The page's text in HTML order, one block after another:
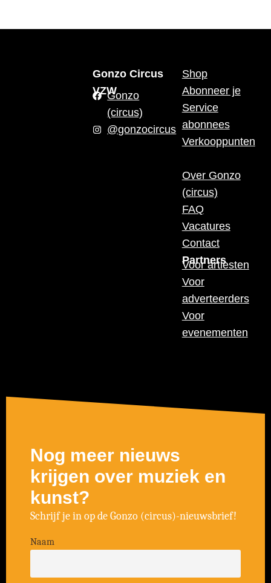
Gonzo Circus
VZWGonzo
(circus)
@gonzocircus
Shop
Abonneer je
Service
abonnees
Verkooppunten
Over Gonzo
(circus)
FAQ
Vacatures
Contact
Partners
Voor artiesten
Voor
adverteerders
Voor
evenementen
Nog meer nieuws
krijgen over muziek en
kunst?
Schrijf je in op de Gonzo (circus)-nieuwsbrief!
Naam